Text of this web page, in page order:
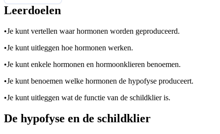
Leerdoelen
•Je kunt vertellen waar hormonen worden geproduceerd.
•Je kunt uitleggen hoe hormonen werken.
•Je kunt enkele hormonen en hormoonklieren benoemen.
•Je kunt benoemen welke hormonen de hypofyse produceert.
•Je kunt uitleggen wat de functie van de schildklier is.
De hypofyse en de schildklier